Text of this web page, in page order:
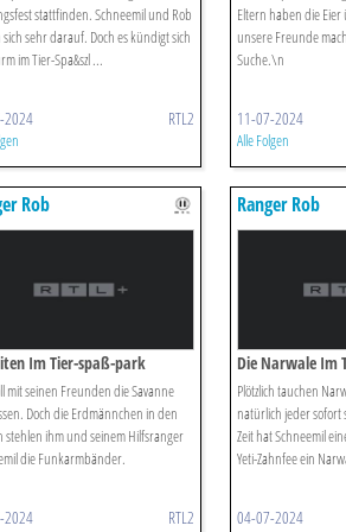
stattfinden. Schneemil und Rob
sehr darauf. Doch es kündigt sich
im Tier-Spa&szl ...
2024 RTL2
Eltern haben die
unsere Freunde
Suche.\n
11-07-2024
Alle Folgen
Rob
Im Tier-spaß-park
mit seinen Freunden die Savanne
Doch die Erdmännchen in den
stehlen ihm und seinem Hilfsranger
die Funkarmbänder.
2024 RTL2
Ranger Rob
Die Narwale Im
Plötzlich tauchen
natürlich jeder sofort
Zeit hat Schneemil
Yeti-Zahnfee ein
04-07-2024